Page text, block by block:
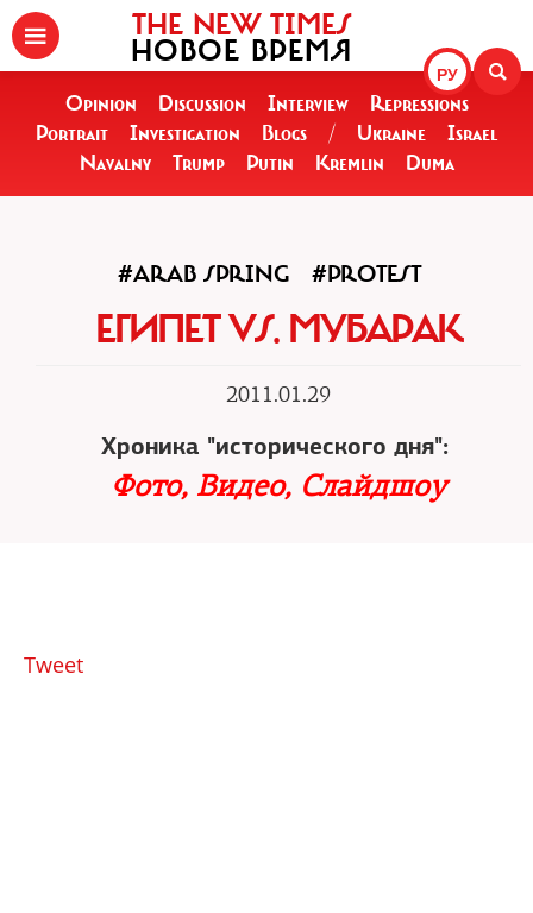
РУ
THE NEW TIMES
НОВОЕ ВРЕМЯ
Opinion Discussion Interview
Repressions
Portrait
Investigation Blogs / Ukraine
Israel
Navalny
Trump Putin Kremlin Duma
#ARAB SPRING #PROTEST
ЕГИПЕТ VS. МУБАРАК
2011.01.29
Хроника "исторического дня":
Фото, Видео, Слайдшоу
Tweet